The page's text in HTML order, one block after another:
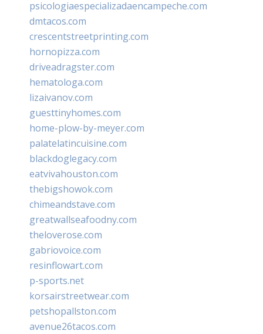
psicologiaespecializadaencampeche.com
dmtacos.com
crescentstreetprinting.com
hornopizza.com
driveadragster.com
hematologa.com
lizaivanov.com
guesttinyhomes.com
home-plow-by-meyer.com
palatelatincuisine.com
blackdoglegacy.com
eatvivahouston.com
thebigshowok.com
chimeandstave.com
greatwallseafoodny.com
theloverose.com
gabriovoice.com
resinflowart.com
p-sports.net
korsairstreetwear.com
petshopallston.com
avenue26tacos.com